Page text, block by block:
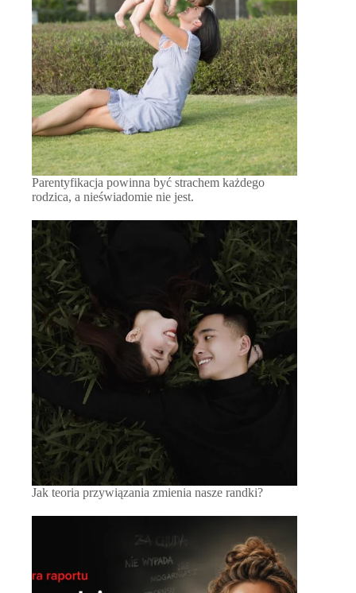
Parentyfikacja powinna być strachem każdego
rodzica, a nieświadomie nie jest.
Jak teoria przywiązania zmienia nasze randki?